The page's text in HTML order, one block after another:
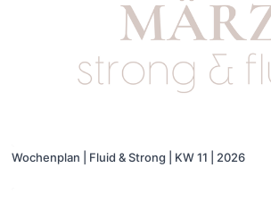
Wochenplan | Fluid & Strong | KW 11 | 2026